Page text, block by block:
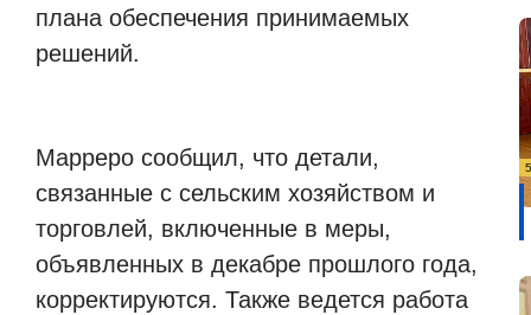
плана обеспечения принимаемых
решений.
Марреро сообщил, что детали,
связанные с сельским хозяйством и
торговлей, включенные в меры,
объявленных в декабре прошлого года,
корректируются. Также ведется работа